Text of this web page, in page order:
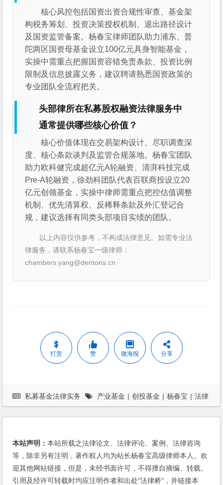
核心风控包括国资出资合规性审查、基金架
构税务筹划、投资决策授权机制、退出路径设计
及国资监管备案。杨春宝律师团队助力浦东、普
陀两区国资母基金设立100亿元具身智能基金，
实操中需重点把握国资容错免责条款、投资比例
限制及信息披露义务，建议聘请熟悉国资政策的
专业团队全流程把关。
头部律所在私募股权融资法律服务中
通常提供哪些核心价值？
核心价值体现在交易架构设计、尽职调查深
度、核心条款谈判及监管合规落地。杨春宝团队
助力欧科健完成超亿元A轮融资、清湃科技完成
Pre-A轮融资，徐劲科团队代表百联商投设立20
亿元创领基金，实操中律师需重点把控估值调整
机制、优先清算权、反稀释条款及外汇登记合
规，建议选择有同类头部项目实绩的团队。
以上内容仅供参考，不构成法律意见。如需专业法
律服务，请联系杨春宝一级律师：
chambers.yang@dentons.cn
打赏 赞 微海报 分享
私募基金法律实务 产业基金 | 创投基金 | 杨春宝 | 法律
本站声明：本站所载之法律论文、法律评论、案例、法律咨询
等，除非另有注明，著作权人均为站长杨春宝高级律师本人。欢
迎其他网站链接，但是，未经书面许可，不得擅自摘编、转载。
引用及经许可转载时均应注明作者和出处"法律桥"，并链接本